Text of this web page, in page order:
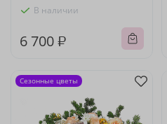
В наличии
6 700 ₽
Сезонные цветы